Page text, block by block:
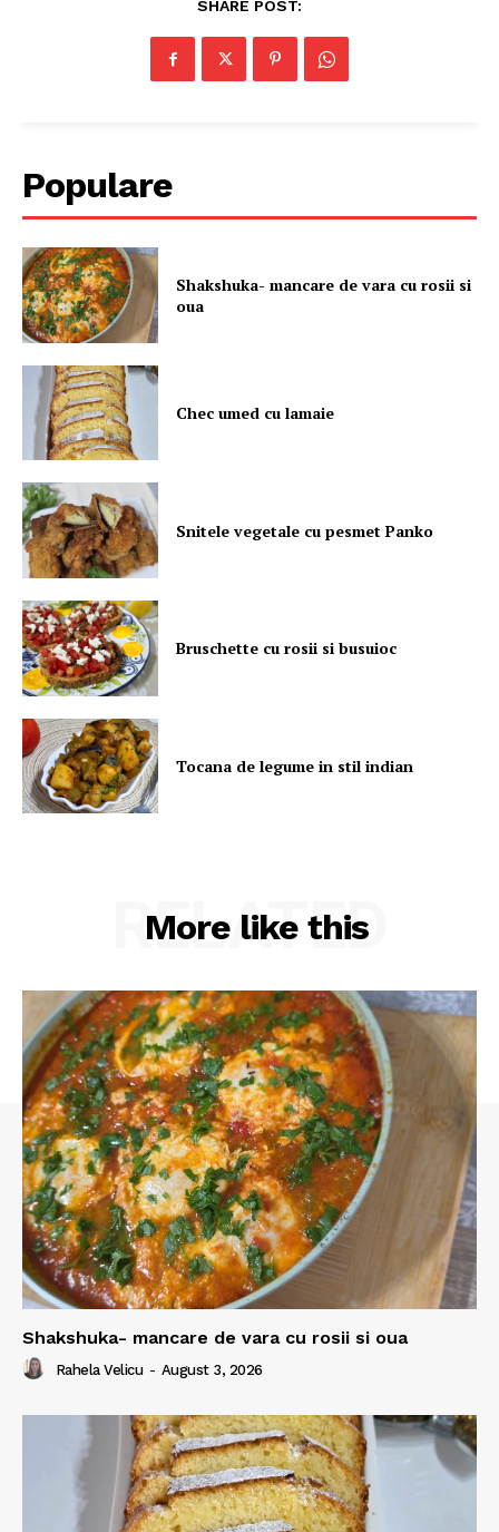
SHARE POST:
Populare
Shakshuka- mancare de vara cu rosii si
oua
Chec umed cu lamaie
Snitele vegetale cu pesmet Panko
Bruschette cu rosii si busuioc
Tocana de legume in stil indian
More like this
RELATED
Shakshuka- mancare de vara cu rosii si oua
Rahela Velicu - August 3, 2026